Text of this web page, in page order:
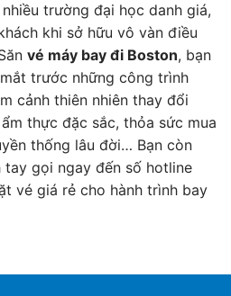
trường đại học danh giá,
khi sở hữu vô vàn điều
vé máy bay đi Boston, bạn
trước những công trình
cảnh thiên nhiên thay đổi
thực đặc sắc, thỏa sức mua
thống lâu đời… Bạn còn
tay gọi ngay đến số hotline
vé giá rẻ cho hành trình bay